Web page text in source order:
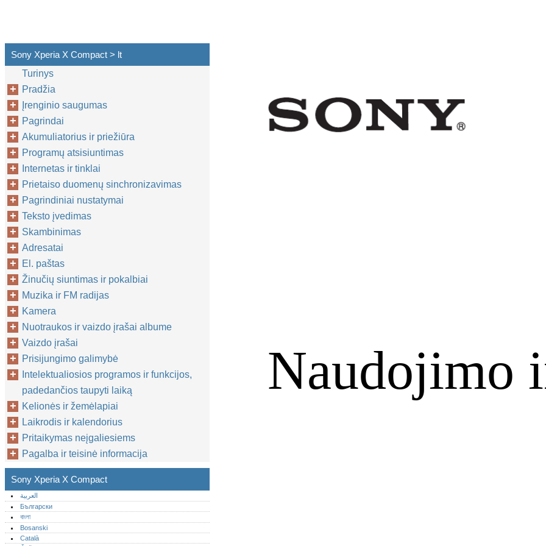
Naudojimo
Sony Xperia X Compact > lt
Turinys
Pradžia
Įrenginio saugumas
Pagrindai
Akumuliatorius ir priežiūra
Programų atsisiuntimas
Internetas ir tinklai
Prietaiso duomenų sinchronizavimas
Pagrindiniai nustatymai
Teksto įvedimas
Skambinimas
Adresatai
El. paštas
Žinučių siuntimas ir pokalbiai
Muzika ir FM radijas
Kamera
Nuotraukos ir vaizdo įrašai albume
Vaizdo įrašai
Prisijungimo galimybė
Intelektualiosios programos ir funkcijos,
padedančios taupyti laiką
Kelionės ir žemėlapiai
Laikrodis ir kalendorius
Pritaikymas neįgaliesiems
Pagalba ir teisinė informacija
Sony Xperia X Compact
العربية
Български
বাংলা
Bosanski
Català